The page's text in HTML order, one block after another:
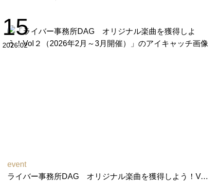
15
2026.02
event
ライバー事務所DAG オリジナル楽曲を獲得しよう！Vol２（2026年2月～3月開催）